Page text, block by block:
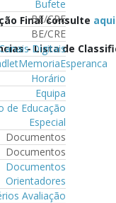
Bufete
BE/CRE
BE/CRE
Digitais
Horário
Equipa
de Educação
Especial
Documentos
Documentos
Documentos
Orientadores
Avaliação
Final consulte aqui
- Lista de